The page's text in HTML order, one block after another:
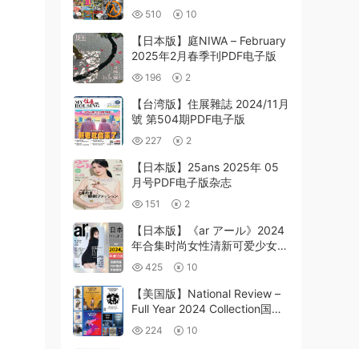
主机游戏信息高清PDF电子版
（13本）
510 10
【日本版】庭NIWA – February
2025年2月春季刊PDF电子版
196 2
【台湾版】住展雜誌 2024/11月
號 第504期PDF电子版
227 2
【日本版】25ans 2025年 05
月号PDF电子版杂志
151 2
【日本版】《ar アール》2024
年合集时尚女性清新可爱少女风
服饰穿搭PDF杂志（年订阅）
425 10
【美国版】National Review –
Full Year 2024 Collection国家
评论美国新闻分析pdf杂志
224 10